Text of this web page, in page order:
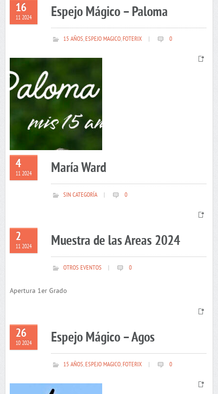
16
11 2024 Espejo Mágico – Paloma
15 AÑOS,ESPEJO MAGICO,FOTERIX 0
4
11 2024 María Ward
SIN CATEGORÍA 0
2
11 2024 Muestra de las Areas 2024
OTROS EVENTOS 0
Apertura 1er Grado
26
10 2024 Espejo Mágico – Agos
15 AÑOS,ESPEJO MAGICO,FOTERIX 0